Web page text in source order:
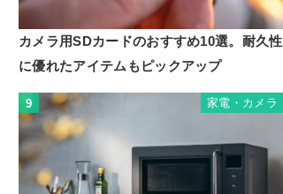
カメラ用SDカードのおすすめ10選。耐久性
に優れたアイテムもピックアップ
9 家電・カメラ